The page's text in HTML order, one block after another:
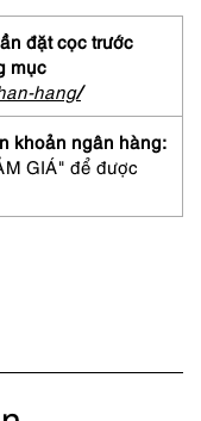
đặt cọc trước
mục
hang/
khoản ngân hàng:
GIÁ" để được